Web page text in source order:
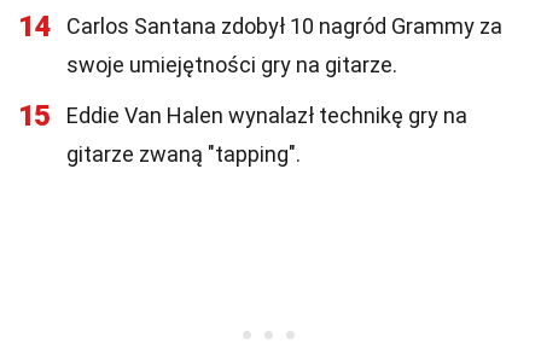
14
Carlos Santana zdobył 10 nagród Grammy za
swoje umiejętności gry na gitarze.
15
Eddie Van Halen wynalazł technikę gry na
gitarze zwaną "tapping".